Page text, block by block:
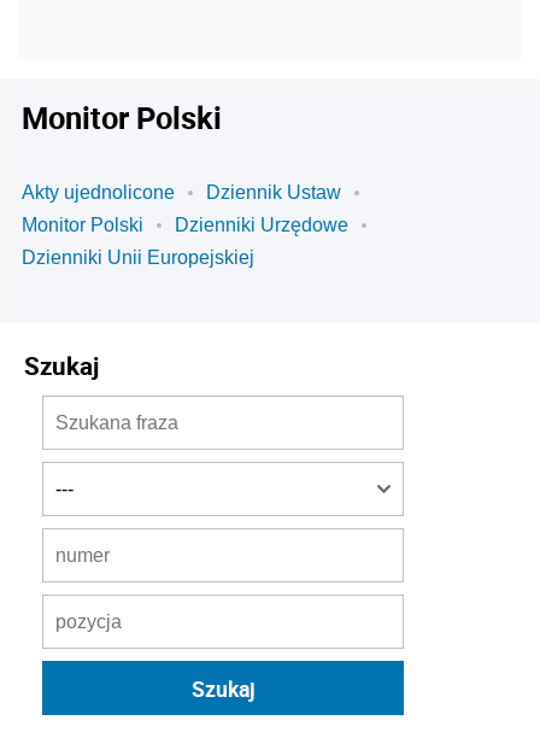
Monitor Polski
Akty ujednolicone
Dziennik Ustaw
Monitor Polski
Dzienniki Urzędowe
Dzienniki Unii Europejskiej
Szukaj